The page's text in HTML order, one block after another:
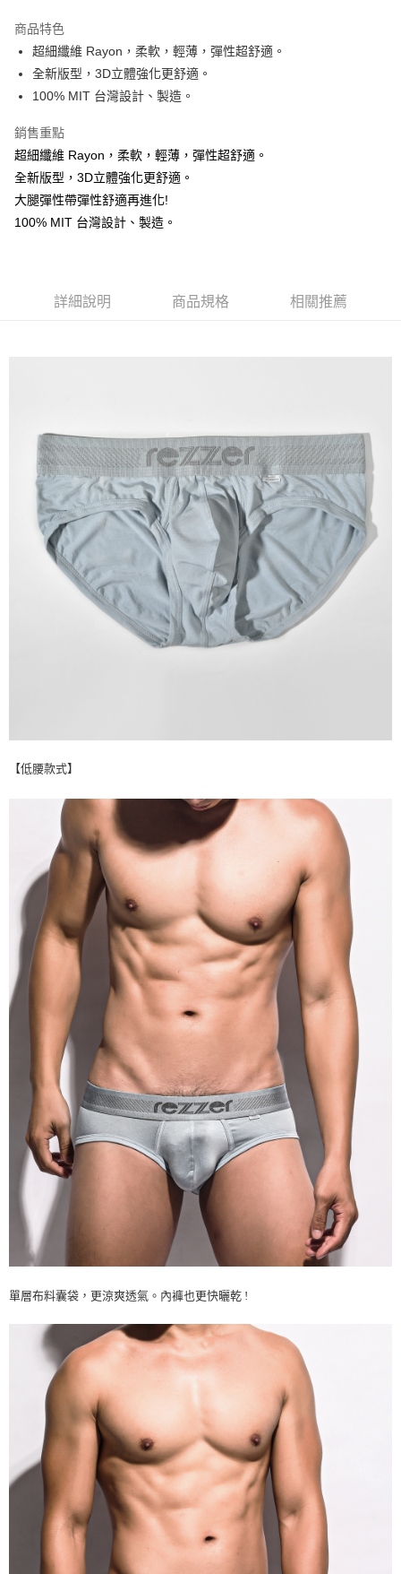
ATM付款
運送方式
取貨核對 ▶ ▶證件姓名
每筆NT$60，滿NT$1,500(含以上)免運費
【 7-11 比較慢 】 會慢最多"3~4天" 建議選全家。
商品特色
超細纖維 Rayon，柔軟，輕薄，彈性超舒適。
全新版型，3D立體強化更舒適。
100% MIT 台灣設計、製造。
銷售重點
超細纖維 Rayon，柔軟，輕薄，彈性超舒適。
全新版型，3D立體強化更舒適。
大腿彈性帶彈性舒適再進化!
100% MIT 台灣設計、製造。
詳細說明 商品規格 相關推薦
【低腰款式】
單層布料囊袋，更涼爽透氣。內褲也更快曬乾 !